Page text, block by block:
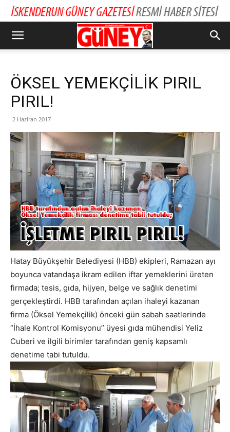
ÖKSEL YEMEKÇİLİK PIRIL
PIRIL!
2 Haziran 2017
Hatay Büyükşehir Belediyesi (HBB) ekipleri, Ramazan ayı
boyunca vatandaşa ikram edilen iftar yemeklerini üreten
firmada; tesis, gıda, hijyen, belge ve sağlık denetimi
gerçekleştirdi. HBB tarafından açılan ihaleyi kazanan
firma (Öksel Yemekçilik) önceki gün sabah saatlerinde
“İhale Kontrol Komisyonu” üyesi gıda mühendisi Yeliz
Cuberi ve ilgili birimler tarafından geniş kapsamlı
denetime tabi tutuldu.